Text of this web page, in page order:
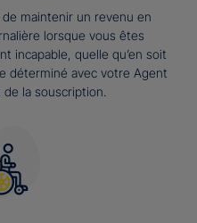
maintenir un revenu en
lorsque vous êtes
incapable, quelle qu’en soit
déterminé avec votre Agent
la souscription.